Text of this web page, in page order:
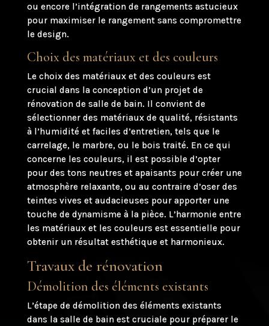
ou encore l’intégration de rangements astucieux
pour maximiser le rangement sans compromettre
le design.
Choix des matériaux et des couleurs
Le choix des matériaux et des couleurs est
crucial dans la conception d’un projet de
rénovation de salle de bain. Il convient de
sélectionner des matériaux de qualité, résistants
à l’humidité et faciles d’entretien, tels que le
carrelage, le marbre, ou le bois traité. En ce qui
concerne les couleurs, il est possible d’opter
pour des tons neutres et apaisants pour créer une
atmosphère relaxante, ou au contraire d’oser des
teintes vives et audacieuses pour apporter une
touche de dynamisme à la pièce. L’harmonie entre
les matériaux et les couleurs est essentielle pour
obtenir un résultat esthétique et harmonieux.
Travaux de rénovation
Démolition des éléments existants
L’étape de démolition des éléments existants
dans la salle de bain est cruciale pour préparer le